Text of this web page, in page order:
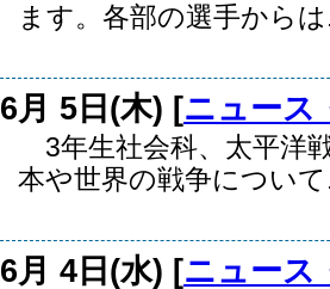
ます。各部の選手から
6月 5日(木) [ニュース
3年生社会科、太平洋
本や世界の戦争について
6月 4日(水) [ニュース